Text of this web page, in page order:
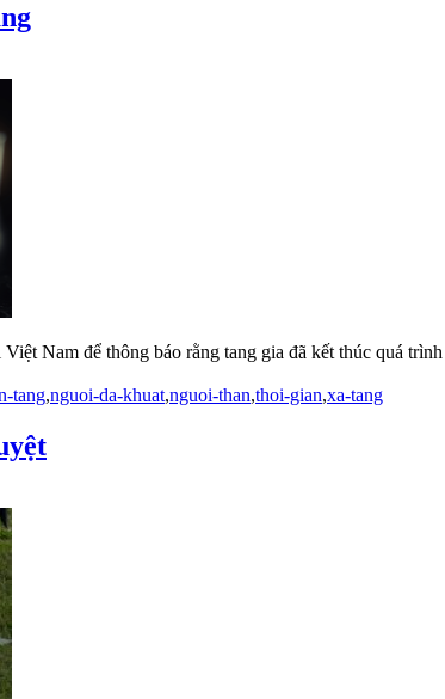
Nam để thông báo rằng tang gia đã kết thúc quá
tang,nguoi-da-khuat,nguoi-than,thoi-gian,xa-tang